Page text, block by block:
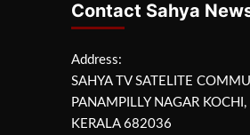
Contact Sahya
Address:
SAHYA TV SATELITE
PANAMPILLY NAGAR KOCHI,
KERALA 682036